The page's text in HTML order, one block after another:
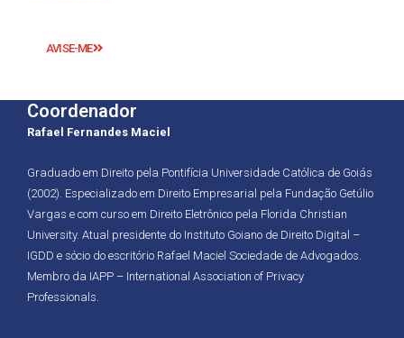
AVISE-ME
Coordenador
Rafael Fernandes Maciel
Graduado em Direito pela Pontifícia Universidade Católica de Goiás
(2002). Especializado em Direito Empresarial pela Fundação Getúlio
Vargas e com curso em Direito Eletrônico pela Florida Christian
University. Atual presidente do Instituto Goiano de Direito Digital –
IGDD e sócio do escritório Rafael Maciel Sociedade de Advogados.
Membro da IAPP – International Association of Privacy
Professionals.